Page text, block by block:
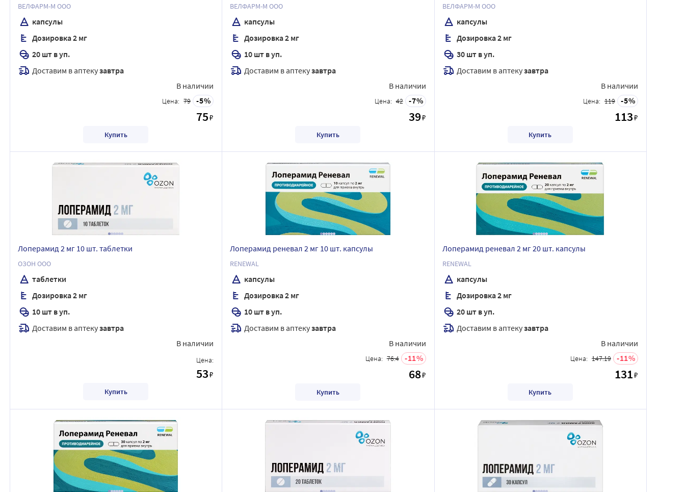
ВЕЛФАРМ-М ООО
капсулы
Дозировка 2 мг
20 шт в уп.
Доставим в аптекузавтра
В наличии
Цена: 79 5
75₽
Купить
ВЕЛФАРМ-М ООО
капсулы
Дозировка 2 мг
10 шт в уп.
Доставим в аптекузавтра
В наличии
Цена: 42 7
39₽
Купить
ВЕЛФАРМ-М ООО
капсулы
Дозировка 2 мг
30 шт в уп.
Доставим в аптекузавтра
В наличии
Цена: 119 5
113₽
Купить
Лоперамид 2 мг 10 шт. таблетки
ОЗОН ООО
таблетки
Дозировка 2 мг
10 шт в уп.
Доставим в аптекузавтра
В наличии
Цена:
53₽
Купить
Лоперамид реневал 2 мг 10 шт. капсулы
RENEWAL
капсулы
Дозировка 2 мг
10 шт в уп.
Доставим в аптекузавтра
В наличии
Цена: 76.4 11
68₽
Купить
Лоперамид реневал 2 мг 20 шт. капсулы
RENEWAL
капсулы
Дозировка 2 мг
20 шт в уп.
Доставим в аптекузавтра
В наличии
Цена: 147.19 11
131₽
Купить